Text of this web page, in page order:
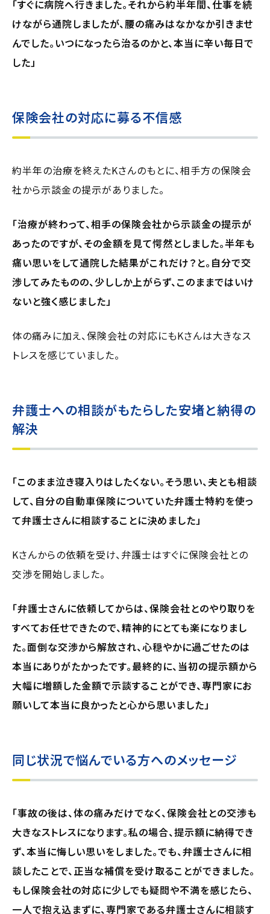
「すぐに病院へ行きました。それから約半年間、仕事を続
けながら通院しましたが、腰の痛みはなかなか引きませ
んでした。いつになったら治るのかと、本当に辛い毎日で
した」
保険会社の対応に募る不信感
約半年の治療を終えたKさんのもとに、相手方の保険会
社から示談金の提示がありました。
「治療が終わって、相手の保険会社から示談金の提示が
あったのですが、その金額を見て愕然としました。半年も
痛い思いをして通院した結果がこれだけ？と。自分で交
渉してみたものの、少ししか上がらず、このままではいけ
ないと強く感じました」
体の痛みに加え、保険会社の対応にもKさんは大きなス
トレスを感じていました。
弁護士への相談がもたらした安堵と納得の
解決
「このまま泣き寝入りはしたくない。そう思い、夫とも相談
して、自分の自動車保険についていた弁護士特約を使っ
て弁護士さんに相談することに決めました」
Kさんからの依頼を受け、弁護士はすぐに保険会社との
交渉を開始しました。
「弁護士さんに依頼してからは、保険会社とのやり取りを
すべてお任せできたので、精神的にとても楽になりまし
た。面倒な交渉から解放され、心穏やかに過ごせたのは
本当にありがたかったです。最終的に、当初の提示額から
大幅に増額した金額で示談することができ、専門家にお
願いして本当に良かったと心から思いました」
同じ状況で悩んでいる方へのメッセージ
「事故の後は、体の痛みだけでなく、保険会社との交渉も
大きなストレスになります。私の場合、提示額に納得でき
ず、本当に悔しい思いをしました。でも、弁護士さんに相
談したことで、正当な補償を受け取ることができました。
もし保険会社の対応に少しでも疑問や不満を感じたら、
一人で抱え込まずに、専門家である弁護士さんに相談す